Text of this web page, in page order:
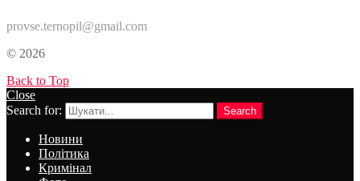
provse.ternopil@gmail.com
© 2026
Back to Top
Close
Search for:
Search
Новини
Політика
Кримінал